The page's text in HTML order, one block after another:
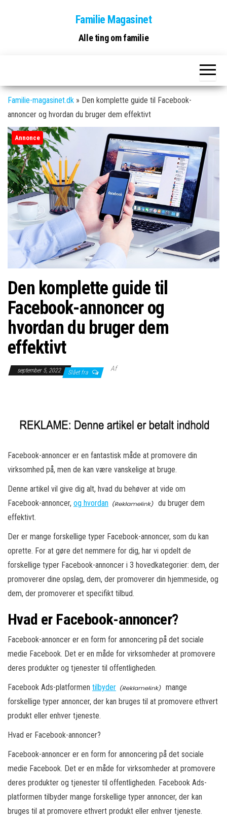
Familie Magasinet
Alle ting om familie
Familie-magasinet.dk » Den komplette guide til Facebook-
annoncer og hvordan du bruger dem effektivt
Annonce
Den komplette guide til
Facebook-annoncer og
hvordan du bruger dem
effektivt
september 5, 2022 Slået fra Af
Facebook-annoncer er en fantastisk måde at promovere din
virksomhed på, men de kan være vanskelige at bruge.
Denne artikel vil give dig alt, hvad du behøver at vide om
Facebook-annoncer, og hvordan
du bruger dem
effektivt.
Der er mange forskellige typer Facebook-annoncer, som du kan
oprette. For at gøre det nemmere for dig, har vi opdelt de
forskellige typer Facebook-annoncer i 3 hovedkategorier: dem, der
promoverer dine opslag, dem, der promoverer din hjemmeside, og
dem, der promoverer et specifikt tilbud.
Hvad er Facebook-annoncer?
Facebook-annoncer er en form for annoncering på det sociale
medie Facebook. Det er en måde for virksomheder at promovere
deres produkter og tjenester til offentligheden.
Facebook Ads-platformen tilbyder
mange
forskellige typer annoncer, der kan bruges til at promovere ethvert
produkt eller enhver tjeneste.
Hvad er Facebook-annoncer?
Facebook-annoncer er en form for annoncering på det sociale
medie Facebook. Det er en måde for virksomheder at promovere
deres produkter og tjenester til offentligheden. Facebook Ads-
platformen tilbyder mange forskellige typer annoncer, der kan
bruges til at promovere ethvert produkt eller enhver tjeneste.